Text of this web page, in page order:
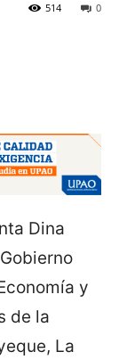
0
514
Dina
y
de la
La